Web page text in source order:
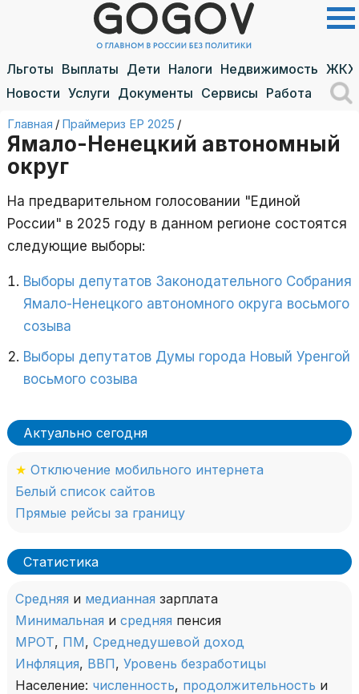
Льготы Выплаты Дети Налоги Недвижимость ЖКХ
Новости Услуги Документы Сервисы Работа
Главная / Праймериз ЕР 2025 /
Ямало-Ненецкий автономный
округ
На предварительном голосовании "Единой
России" в 2025 году в данном регионе состоятся
следующие выборы:
Выборы депутатов Законодательного Собрания
Ямало-Ненецкого автономного округа восьмого
созыва
Выборы депутатов Думы города Новый Уренгой
восьмого созыва
Актуально сегодня
★ Отключение мобильного интернета
Белый список сайтов
Прямые рейсы за границу
Статистика
Средняя и медианная зарплата
Минимальная и средняя пенсия
МРОТ, ПМ, Среднедушевой доход
Инфляция, ВВП, Уровень безработицы
Население: численность, продолжительность и